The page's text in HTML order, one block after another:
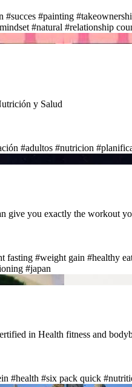
#succes #painting
#natural #relationship
y Salud
#adultos #nutricion
give you exactly the workout
fasting #weight gain #healthy
#japan
in Health fitness and
#health #six pack quick